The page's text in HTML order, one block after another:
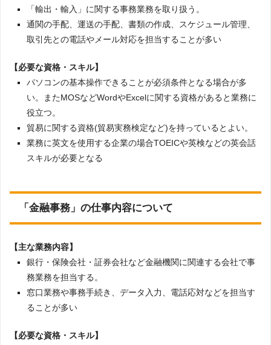
「輸出・輸入」に関する事務業務を取り扱う。
通関の手配、運送の手配、書類の作成、スケジュール管理、
取引先との電話やメール対応を担当することが多い
【必要な資格・スキル】
パソコンの基本操作できることが必須条件となる場合が多
い。またMOSなどWordやExcelに関する資格があると業務に
役立つ。
貿易に関する資格(貿易実務検定など)を持っているとよい。
業務に英文を使用する企業の場合TOEICや英検などの英会話
スキルが必要となる
「金融事務」の仕事内容について
【主な業務内容】
銀行・保険会社・証券会社など金融機関に関連する会社で事
務業務を担当する。
窓口業務や事務手続き、データ入力、電話応対などを担当す
ることが多い
【必要な資格・スキル】